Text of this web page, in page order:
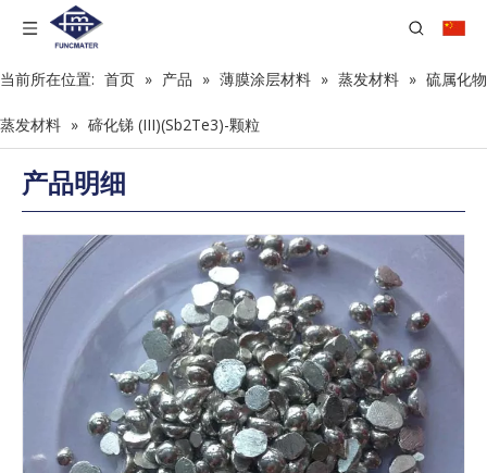
当前所在位置: 首页 » 产品 » 薄膜涂层材料 » 蒸发材料 » 硫属化物
蒸发材料 » 碲化锑 (III)(Sb2Te3)-颗粒
产品明细